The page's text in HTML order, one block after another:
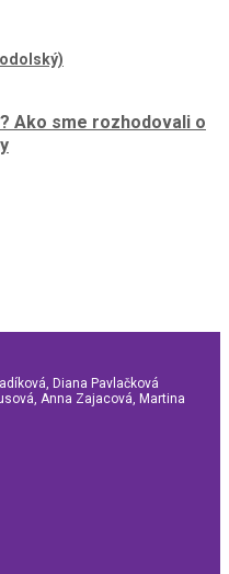
Ako sme rozhodovali o
Diana Pavlačková
Anna Zajacová, Martina